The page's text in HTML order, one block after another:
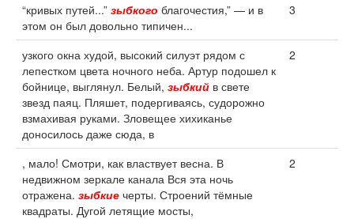
“кривых путей...” зыбкого благочестия,” — и в
этом он был довольно типичен...
3
узкого окна худой, высокий силуэт рядом с
лепестком цвета ночного неба. Артур подошел к
бойнице, выглянул. Белый, зыбкий в свете
звезд паяц. Пляшет, подергиваясь, судорожно
взмахивая руками. Зловещее хихиканье
доносилось даже сюда, в
2
, мало! Смотри, как властвует весна. В
недвижном зеркале канала Вся эта ночь
отражена. зыбкие черты. Строений тёмные
квадраты. Дугой летящие мосты,
2